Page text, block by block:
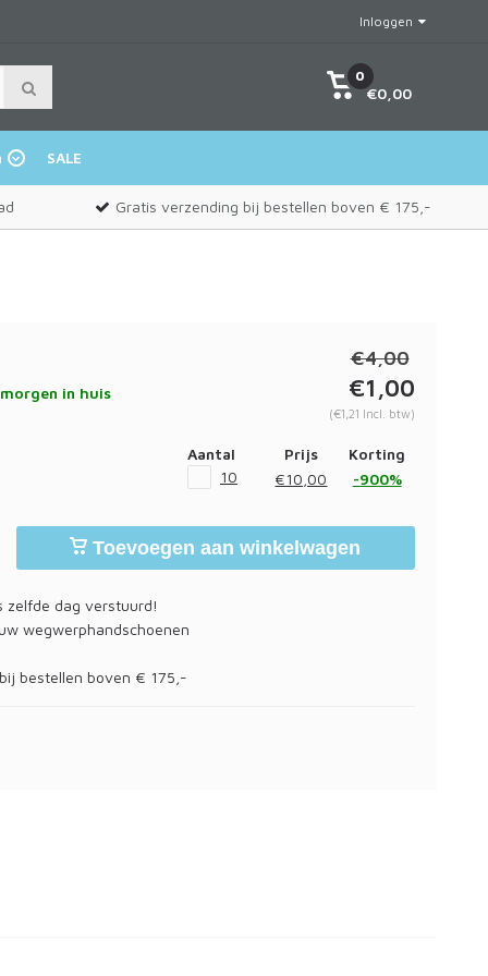
Inloggen
0
€0,00
SALE
Gratis verzending bij bestellen boven € 175,-
in huis
€4,00
€1,00
(€1,21 Incl. btw)
Aantal Prijs
Korting
10
€10,00 -900%
Toevoegen aan winkelwagen
zelfde dag verstuurd!
wegwerphandschoenen
bestellen boven € 175,-